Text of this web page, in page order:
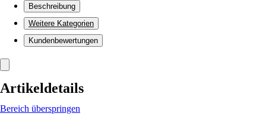
Beschreibung
Weitere Kategorien
Kundenbewertungen
Artikeldetails
Bereich überspringen